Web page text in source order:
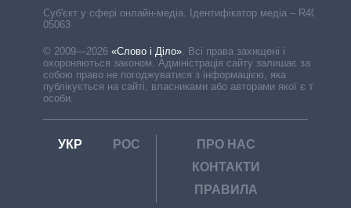
Cуб'єкт у сфері онлайн-медіа. Ідентифікатор медіа – R40-
05063
© 2009—2026 «Слово і Діло». Всі права захищені і
охороняються законом. Адміністрація сайту залишає за
собою право не погоджуватися з інформацією, яка
публікується на сайті, власниками або авторами якої є треті
особи.
УКР РОС
ПРО НАС
КОНТАКТИ
ПРАВИЛА